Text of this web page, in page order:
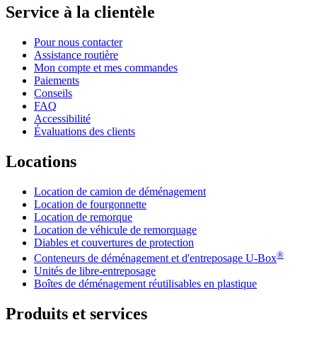
Service à la clientèle
Pour nous contacter
Assistance routière
Mon compte et mes commandes
Paiements
Conseils
FAQ
Accessibilité
Évaluations des clients
Locations
Location de camion de déménagement
Location de fourgonnette
Location de remorque
Location de véhicule de remorquage
Diables et couvertures de protection
Conteneurs de déménagement et d'entreposage U-Box®
Unités de libre-entreposage
Boîtes de déménagement réutilisables en plastique
Produits et services